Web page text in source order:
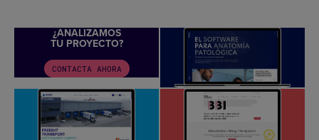
¿ANALIZAMOS
TU PROYECTO?
CONTACTA AHORA